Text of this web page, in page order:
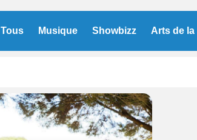
Tous Musique Showbizz Arts de la